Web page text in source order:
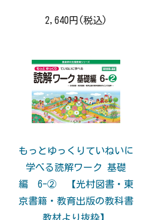
2,640円(税込)
もっとゆっくりていねいに
学べる読解ワーク 基礎
編 6-② 【光村図書・東
京書籍・教育出版の教科書
教材より抜粋】